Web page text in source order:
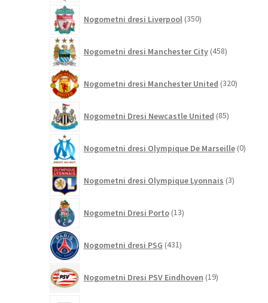
Nogometni dresi Liverpool 350izdelkov
Nogometni dresi Manchester City 458izdelkov
Nogometni dresi Manchester United 320izdelkov
Nogometni Dresi Newcastle United 85izdelkov
Nogometni dresi Olympique De Marseille 0
Nogometni dresi Olympique Lyonnais 3izdelki
Nogometni Dresi Porto 13izdelkov
Nogometni dresi PSG 431izdelkov
Nogometni Dresi PSV Eindhoven 19izdelkov